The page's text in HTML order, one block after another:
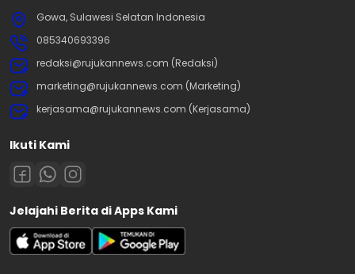
Gowa, Sulawesi Selatan Indonesia
085340693396
redaksi@rujukannews.com (Redaksi)
marketing@rujukannews.com (Marketing)
kerjasama@rujukannews.com (Kerjasama)
Ikuti Kami
Jelajahi Berita di Apps Kami